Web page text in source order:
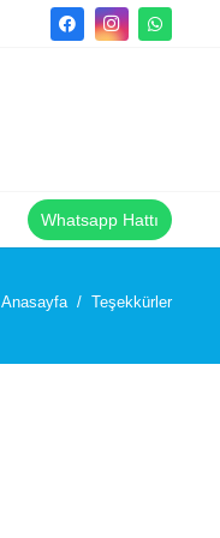
Whatsapp Hattı
Anasayfa / Teşekkürler